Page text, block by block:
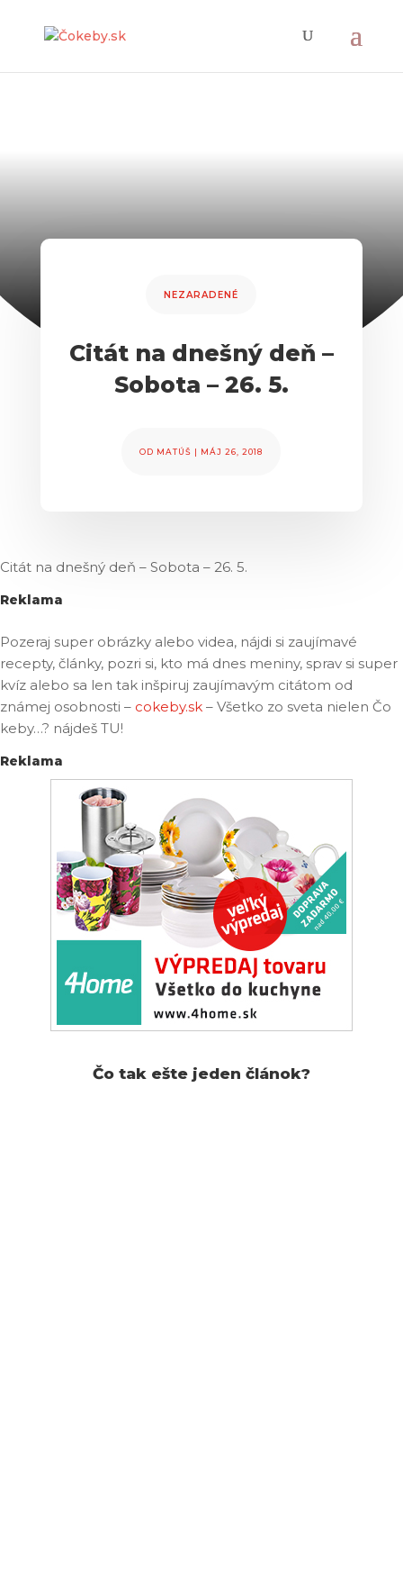
NEZARADENÉ
Citát na dnešný deň –
Sobota – 26. 5.
OD MATÚŠ | MÁJ 26, 2018
Citát na dnešný deň – Sobota – 26. 5.
Reklama
Pozeraj super obrázky alebo videa, nájdi si zaujímavé
recepty, články, pozri si, kto má dnes meniny, sprav si super
kvíz alebo sa len tak inšpiruj zaujímavým citátom od
známej osobnosti – cokeby.sk – Všetko zo sveta nielen Čo
keby…? nájdeš TU!
Reklama
Čo tak ešte jeden článok?